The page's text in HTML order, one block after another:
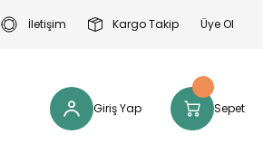
İletişim Kargo Takip Üye Ol
Giriş Yap Sepet